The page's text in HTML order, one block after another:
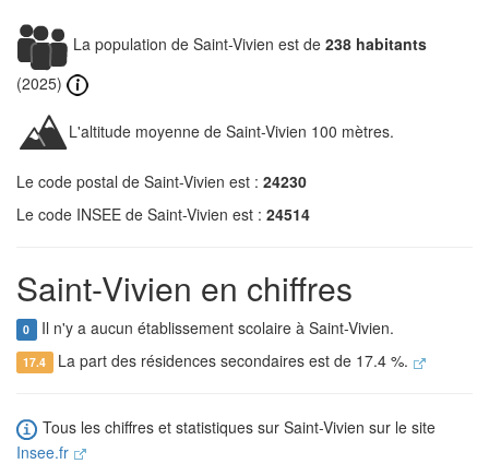
La population de Saint-Vivien est de 238 habitants
(2025)
L'altitude moyenne de Saint-Vivien 100 mètres.
Le code postal de Saint-Vivien est : 24230
Le code INSEE de Saint-Vivien est : 24514
Saint-Vivien en chiffres
0 Il n'y a aucun établissement scolaire à Saint-Vivien.
17.4 La part des résidences secondaires est de 17.4 %.
Tous les chiffres et statistiques sur Saint-Vivien sur le site
Insee.fr